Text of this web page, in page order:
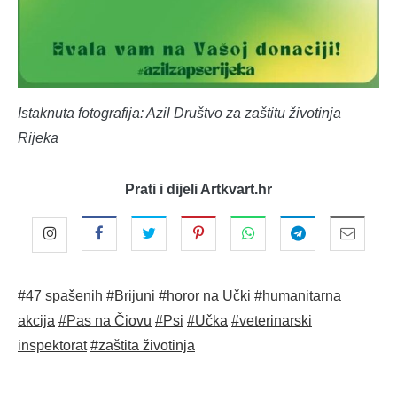
Istaknuta fotografija: Azil Društvo za zaštitu životinja
Rijeka
Prati i dijeli Artkvart.hr
#47 spašenih #Brijuni #horor na Učki #humanitarna
akcija #Pas na Čiovu #Psi #Učka #veterinarski
inspektorat #zaštita životinja